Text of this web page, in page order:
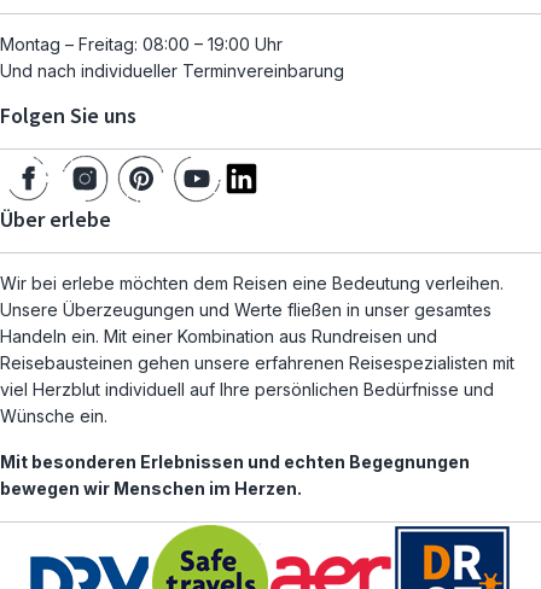
Montag – Freitag: 08:00 – 19:00 Uhr
Und nach individueller Terminvereinbarung
Folgen Sie uns
Über erlebe
Wir bei erlebe möchten dem Reisen eine Bedeutung verleihen.
Unsere Überzeugungen und Werte fließen in unser gesamtes
Handeln ein. Mit einer Kombination aus Rundreisen und
Reisebausteinen gehen unsere erfahrenen Reisespezialisten mit
viel Herzblut individuell auf Ihre persönlichen Bedürfnisse und
Wünsche ein.
Mit besonderen Erlebnissen und echten Begegnungen
bewegen wir Menschen im Herzen.